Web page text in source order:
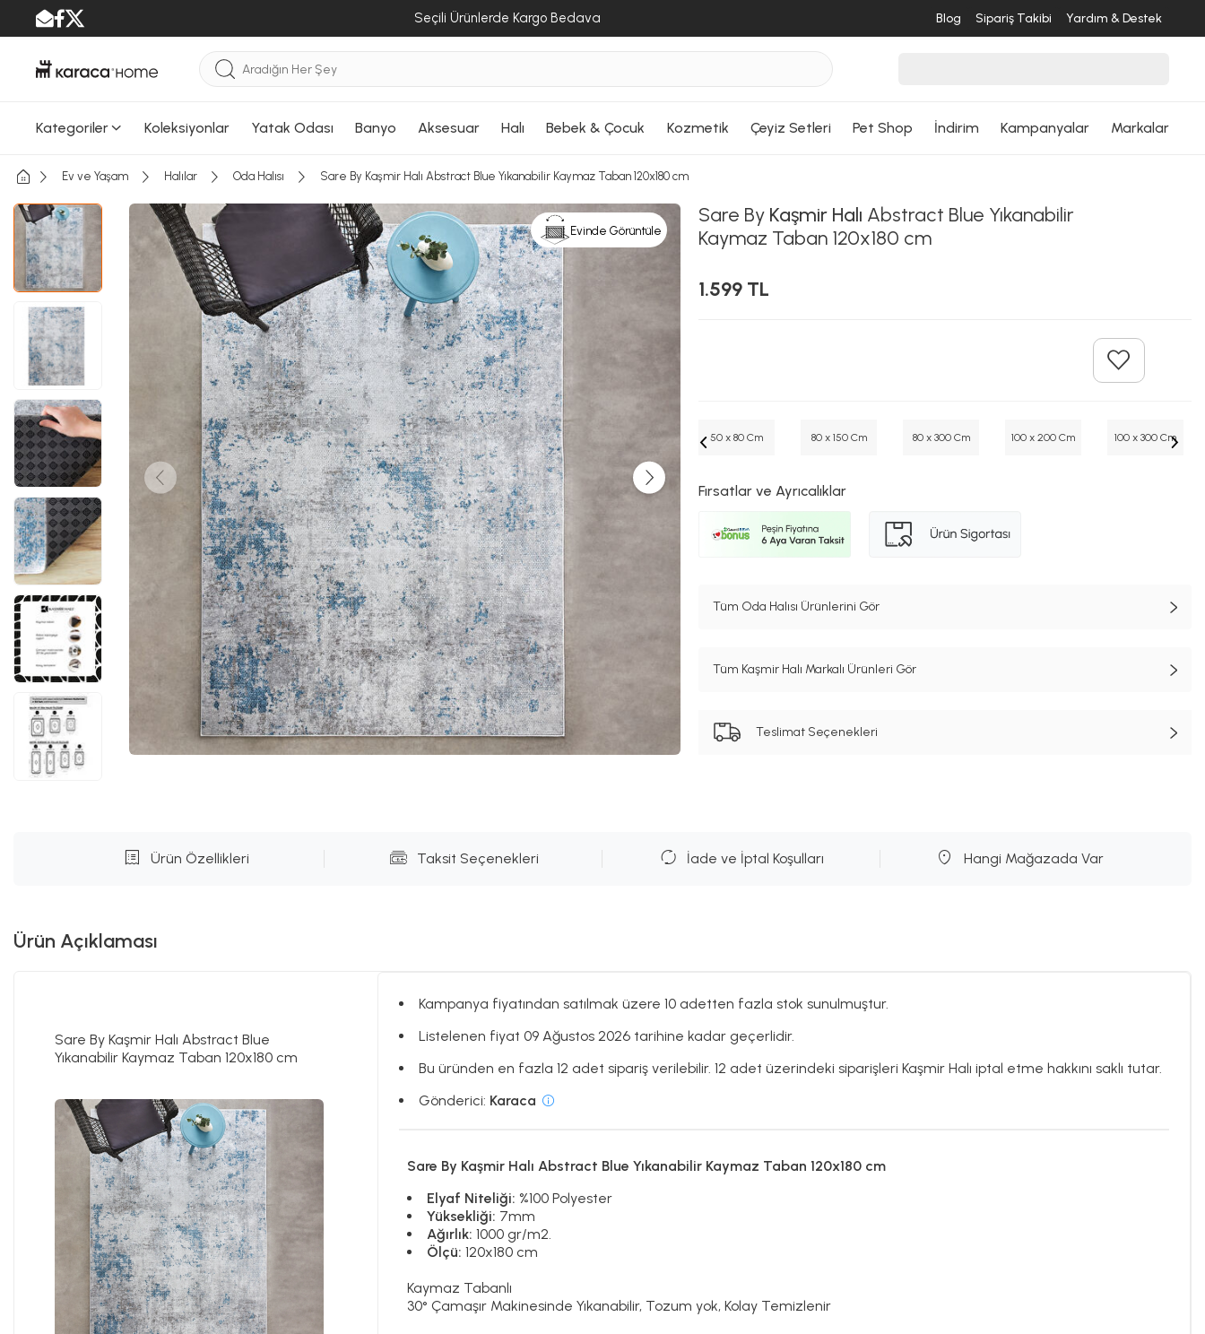
Seçili Ürünlerde Kargo Bedava Blog Sipariş Takibi Yardım & Destek
Kategoriler Koleksiyonlar Yatak Odası Banyo Aksesuar Halı Bebek & Çocuk Kozmetik Çeyiz Setleri Pet Shop İndirim Kampanyalar Markalar
Ev ve Yaşam Halılar Oda Halısı Sare By Kaşmir Halı Abstract Blue Yıkanabilir Kaymaz Taban 120x180 cm
Evinde Görüntüle
Sare By Kaşmir Halı Abstract Blue Yıkanabilir
Kaymaz Taban 120x180 cm
1.599 TL
50 x 80 Cm 80 x 150 Cm 80 x 300 Cm 100 x 200 Cm 100 x 300 Cm
Fırsatlar ve Ayrıcalıklar
Tüm Oda Halısı Ürünlerini Gör
Tüm Kaşmir Halı Markalı Ürünleri Gör
Teslimat Seçenekleri
Ürün Özellikleri Taksit Seçenekleri İade ve İptal Koşulları Hangi Mağazada Var
Ürün Açıklaması
Sare By Kaşmir Halı Abstract Blue
Yıkanabilir Kaymaz Taban 120x180 cm
Kampanya fiyatından satılmak üzere 10 adetten fazla stok sunulmuştur.
Listelenen fiyat 09 Ağustos 2026 tarihine kadar geçerlidir.
Bu üründen en fazla 12 adet sipariş verilebilir. 12 adet üzerindeki siparişleri Kaşmir Halı iptal etme hakkını saklı tutar.
Gönderici: Karaca
Sare By Kaşmir Halı Abstract Blue Yıkanabilir Kaymaz Taban 120x180 cm
Elyaf Niteliği: %100 Polyester
Yüksekliği: 7mm
Ağırlık:1000 gr/m2.
Ölçü:120x180 cm
Kaymaz Tabanlı
30° Çamaşır Makinesinde Yıkanabilir, Tozum yok, Kolay Temizlenir